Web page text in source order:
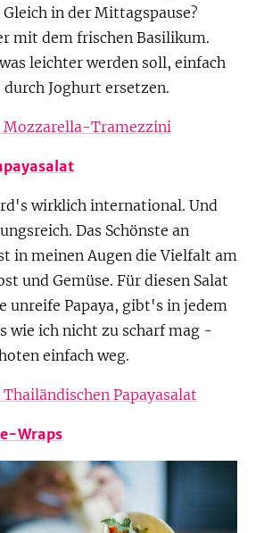
in der Mittagspause?
mit dem frischen Basilikum.
leichter werden soll, einfach
Joghurt ersetzen.
Mozzarella-Tramezzini
wirklich international. Und
Das Schönste an
in meinen Augen die Vielfalt am
und Gemüse. Für diesen Salat
unreife Papaya, gibt's in jedem
wie ich nicht zu scharf mag -
einfach weg.
Papayasalat
Wraps